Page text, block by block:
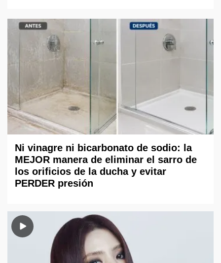
Ni vinagre ni bicarbonato de sodio: la
MEJOR manera de eliminar el sarro de
los orificios de la ducha y evitar
PERDER presión